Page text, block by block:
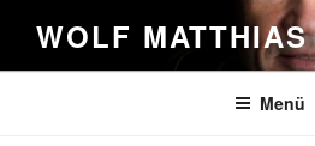
Inhalt
springen
WOLF
Menü